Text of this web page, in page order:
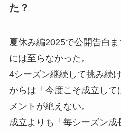
た？
夏休み編2025で公開告白
には至らなかった。
4シーズン継続して挑み続
からは「今度こそ成立して
メントが絶えない。
成立よりも「毎シーズン成